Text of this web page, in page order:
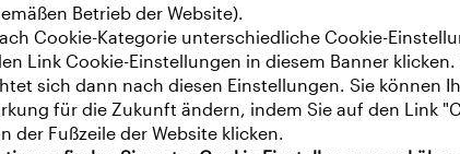
Betrieb der Website).
Cookie-Kategorie unterschiedliche Cookie-
Link Cookie-Einstellungen in diesem Banner klicken.
sich dann nach diesen Einstellungen. Sie können
für die Zukunft ändern, indem Sie auf den Link
der Fußzeile der Website klicken.